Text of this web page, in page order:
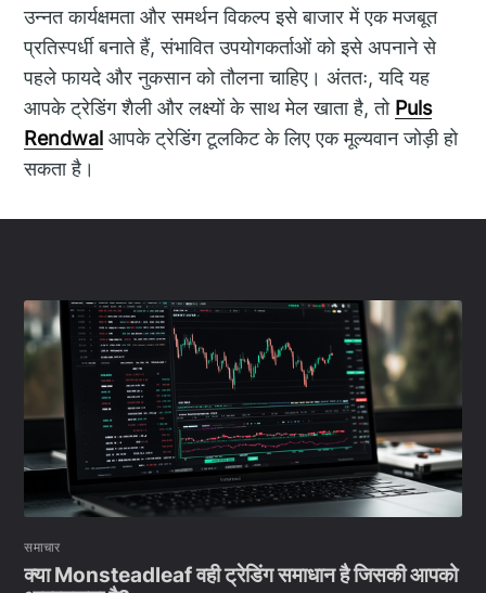
उन्नत कार्यक्षमता और समर्थन विकल्प इसे बाजार में एक मजबूत
प्रतिस्पर्धी बनाते हैं, संभावित उपयोगकर्ताओं को इसे अपनाने से
पहले फायदे और नुकसान को तौलना चाहिए। अंततः, यदि यह
आपके ट्रेडिंग शैली और लक्ष्यों के साथ मेल खाता है, तो Puls
Rendwal आपके ट्रेडिंग टूलकिट के लिए एक मूल्यवान जोड़ी हो
सकता है।
समाचार
क्या Monsteadleaf वही ट्रेडिंग समाधान है जिसकी आपको